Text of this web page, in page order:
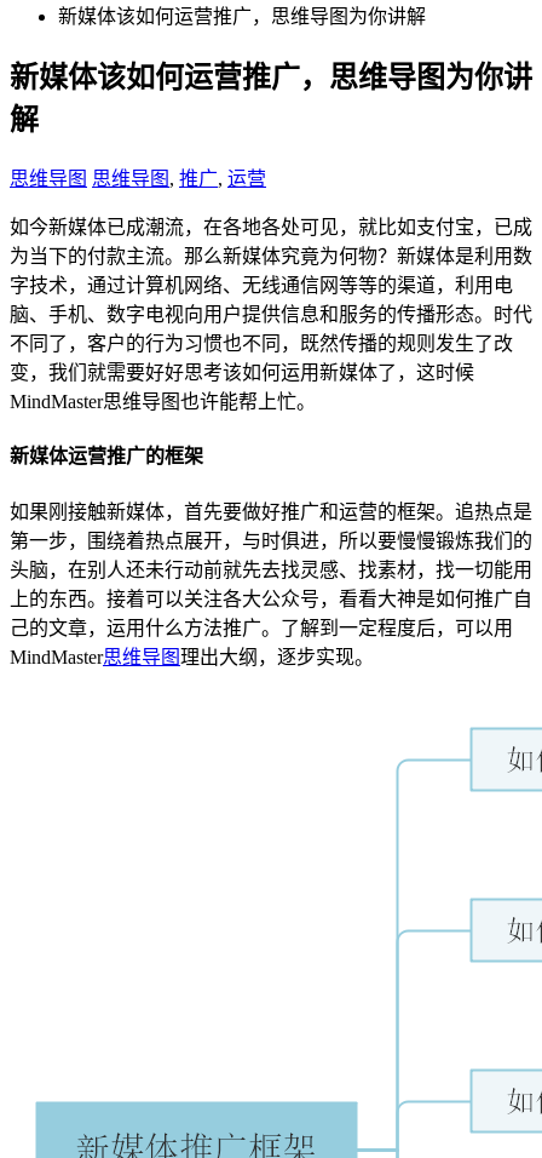
新媒体该如何运营推广，思维导图为你讲解
新媒体该如何运营推广，思维导图为你讲
解
思维导图 思维导图 , 推广, 运营
如今新媒体已成潮流，在各地各处可见，就比如支付宝，已成
为当下的付款主流。那么新媒体究竟为何物？新媒体是利用数
字技术，通过计算机网络、无线通信网等等的渠道，利用电
脑、手机、数字电视向用户提供信息和服务的传播形态。时代
不同了，客户的行为习惯也不同，既然传播的规则发生了改
变，我们就需要好好思考该如何运用新媒体了，这时候
MindMaster思维导图也许能帮上忙。
新媒体运营推广的框架
如果刚接触新媒体，首先要做好推广和运营的框架。追热点是
第一步，围绕着热点展开，与时俱进，所以要慢慢锻炼我们的
头脑，在别人还未行动前就先去找灵感、找素材，找一切能用
上的东西。接着可以关注各大公众号，看看大神是如何推广自
己的文章，运用什么方法推广。了解到一定程度后，可以用
MindMaster思维导图理出大纲，逐步实现。